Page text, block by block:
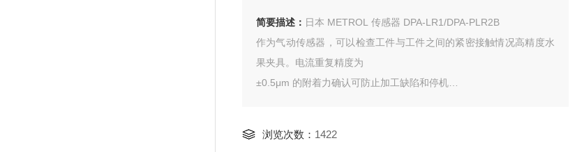
简要描述： 日本 METROL 传感器 DPA-LR1/DPA-PLR2B
作为气动传感器，可以检查工件与工件之间的紧密接触情况高精度水
果夹具。电流重复精度为
±0.5μm 的附着力确认可防止加工缺陷和停机
器响应速度高。
浏览次数： 1422